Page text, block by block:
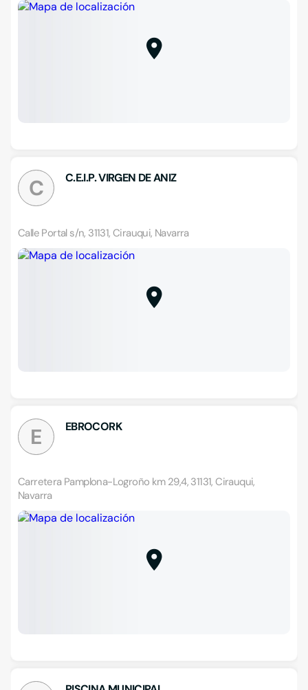
C C.E.I.P. VIRGEN DE ANIZ
Calle Portal s/n, 31131, Cirauqui, Navarra
E EBROCORK
Carretera Pamplona-Logroño km 29,4, 31131, Cirauqui,
Navarra